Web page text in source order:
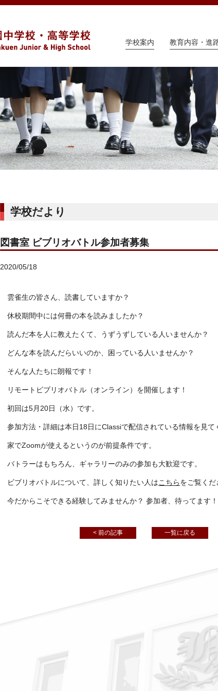
学校案内 教育内容・進
学校だより
図書室 ビブリオバトル参加者募集
2020/05/18
雲雀生の皆さん、読書していますか？
休校期間中には何冊の本を読みましたか？
読んだ本を人に教えたくて、うずうずしている人いませんか？
どんな本を読んだらいいのか、困っている人いませんか？
そんな人たちに朗報です！
リモートビブリオバトル（オンライン）を開催します！
初回は5月20日（水）です。
参加方法・詳細は本日18日にClassiで配信されている情報を見て
家でZoomが使えるというのが前提条件です。
バトラーはもちろん、ギャラリーのみの参加も大歓迎です。
ビブリオバトルについて、詳しく知りたい人はこちらをご覧くだ
今だからこそできる経験してみませんか？ 参加者、待ってます！
< 前の記事 一覧に戻る